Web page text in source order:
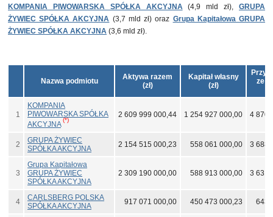
KOMPANIA PIWOWARSKA SPÓŁKA AKCYJNA(4,9 mld zł),GRUPA
ŻYWIEC SPÓŁKA AKCYJNA (3,7 mld zł) oraz Grupa Kapitałowa GRUPA
ŻYWIEC SPÓŁKA AKCYJNA (3,6 mld zł).
Nazwa podmiotu
Aktywa razem
(zł)
Kapitał własny
(zł)
ze
1
KOMPANIA
PIWOWARSKA SPÓŁKA
AKCYJNA
(*)
2 609 999 000,44 1 254 927 000,00 4 870
2
GRUPA ŻYWIEC
SPÓŁKA AKCYJNA
2 154 515 000,23 558 061 000,00 3 688
3
Grupa Kapitałowa
GRUPA ŻYWIEC
SPÓŁKA AKCYJNA
2 309 190 000,00 588 913 000,00 3 631
4
CARLSBERG POLSKA
SPÓŁKA AKCYJNA
917 071 000,00 450 473 000,23 643